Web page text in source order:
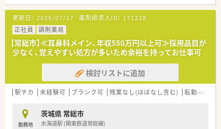
更新日： 2026/07/17 薬剤師求人ID： 171228
正社員
調剤薬局
【常総市】≪耳鼻科メイン、年収550万円以上可≫採用品目が
少なく、覚えやすい処方が多いため余裕を持ってお仕事可
検討リストに追加
駅チカ 未経験可 ブランク可 残業なし(ほぼなし含む) 転勤なし
勤務地
茨城県 常総市
水海道駅 (関東鉄道常総線)